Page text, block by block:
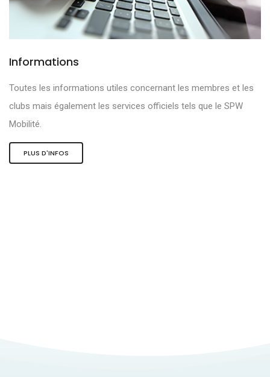
Informations
Toutes les informations utiles concernant les membres et les
clubs mais également les services officiels tels que le SPW
Mobilité.
PLUS D'INFOS